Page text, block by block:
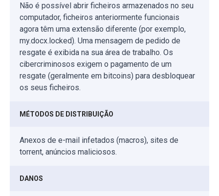
Não é possível abrir ficheiros armazenados no seu
computador, ficheiros anteriormente funcionais
agora têm uma extensão diferente (por exemplo,
my.docx.locked). Uma mensagem de pedido de
resgate é exibida na sua área de trabalho. Os
cibercriminosos exigem o pagamento de um
resgate (geralmente em bitcoins) para desbloquear
os seus ficheiros.
MÉTODOS DE DISTRIBUIÇÃO
Anexos de e-mail infetados (macros), sites de
torrent, anúncios maliciosos.
DANOS